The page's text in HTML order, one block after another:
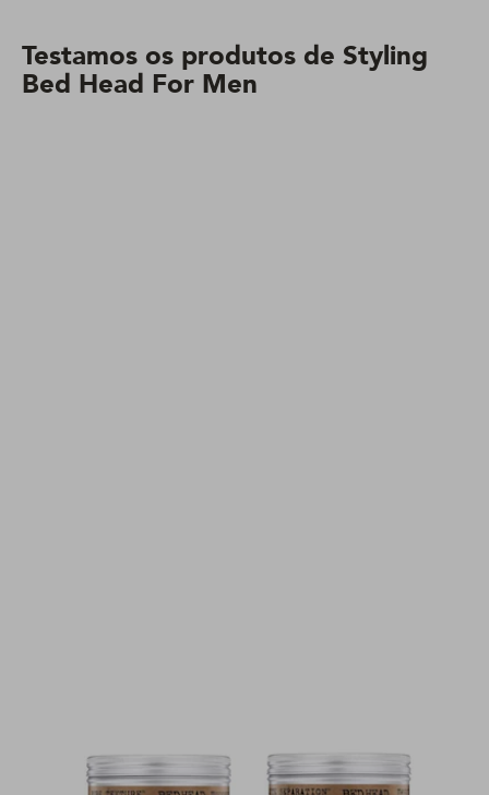
Testamos os produtos de Styling
Bed Head For Men